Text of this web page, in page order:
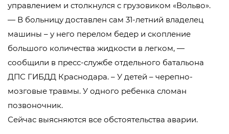
управлением и столкнулся с грузовиком «Вольво».
— В больницу доставлен сам 31-летний владелец
машины – у него перелом бедер и скопление
большого количества жидкости в легком, —
сообщили в пресс-службе отдельного батальона
ДПС ГИБДД Краснодара. – У детей – черепно-
мозговые травмы. У одного ребенка сломан
позвоночник.
Сейчас выясняются все обстоятельства аварии.